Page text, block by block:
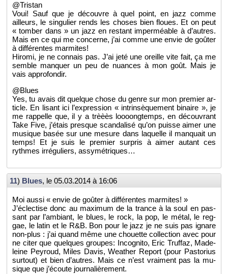
@Tris­tan
Voui! Sauf que je dé­couvre à quel point, en jazz comme
ailleurs, le sin­gu­lier rends les choses bien floues. Et on peut
« tom­ber dans » un jazz en res­tant im­per­méable à d’autres.
Mais en ce qui me concerne, j’ai comme une envie de goû­ter
à dif­fé­rentes mar­mites!
Hi­romi, je ne connais pas. J’ai jeté une oreille vite fait, ça me
semble man­quer un peu de nuances à mon goût. Mais je
vais ap­pro­fon­dir.
@Blues
Yes, tu avais dit quelque chose du genre sur mon pre­mier ar­
ticle. En li­sant ici l’ex­pres­sion « in­trin­sè­que­ment bi­naire », je
me rap­pelle que, il y a trèèès loooong­temps, en dé­cou­vrant
Take Five, j’étais presque scan­da­lisé qu’on puisse aimer une
mu­sique basée sur une me­sure dans la­quelle il man­quait un
temps! Et je suis le pre­mier sur­pris à aimer au­tant ces
rythmes ir­ré­gu­liers, as­sy­mé­triques…
11) Blues, le 05.03.2014 à 16:06
Moi aussi « envie de goû­ter à dif­fé­rentes mar­mites! »
J’éclec­tise donc au maxi­mum de la trance à la soul en pas­
sant par l’am­biant, le blues, le rock, la pop, le métal, le reg­
gae, le latin et le R&B. Bon pour le jazz je ne suis pas ignare
non-plus : j’ai quand même une chouette col­lec­tion avec pour
ne citer que quelques groupes: In­co­gnito, Eric Truf­faz, Ma­de­
leine Pey­roud, Miles Davis, Wea­ther Re­port (pour Pas­to­rius
sur­tout) et bien d’autres. Mais ce n’est vrai­ment pas la mu­
sique que j’écoute jour­na­liè­re­ment.